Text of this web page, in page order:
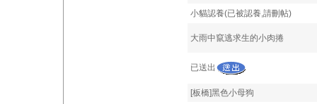
小貓認養(已被認養,請刪帖)
大雨中竄逃求生的小肉捲
已送出
[板橋]黑色小母狗